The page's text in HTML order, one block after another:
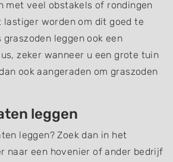
met veel obstakels of rondingen
lastiger worden om dit goed te
graszoden leggen ook een
zeker wanneer u een grote tuin
ook aangeraden om graszoden
leggen
leggen? Zoek dan in het
naar een hovenier of ander bedrijf